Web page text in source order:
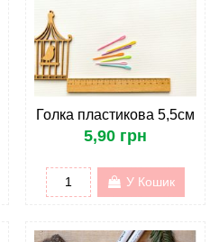
Голка пластикова 5,5см
5,90 грн
У Кошик